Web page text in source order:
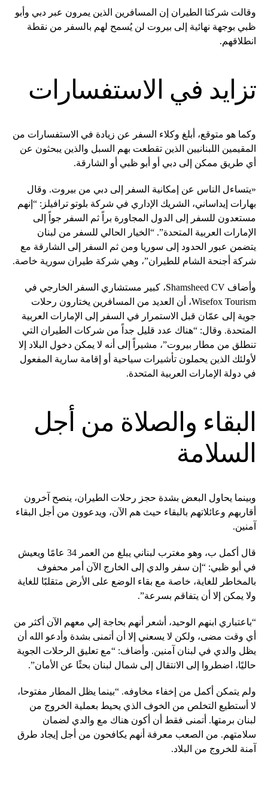
وقالت شركتا الطيران إن المسافرين الذين يمرون عبر دبي وأبو
ظبي بوجهة نهائية إلى بيروت لن يُسمح لهم بالسفر من نقطة
انطلاقهم.
تزايد في الاستفسارات
وكما هو متوقع، أبلغ وكلاء السفر عن زيادة في الاستفسارات من
المقيمين اللبنانيين الذين تقطعت بهم السبل والذين يبحثون عن
أي طريق ممكن إلى دبي أو أبو ظبي أو الشارقة.
«يتساءل الناس عن إمكانية السفر إلى دبي من بيروت. وقال
بهارات إيداساني، الشريك الإداري في شركة بلوتو ترافيلز: “إنهم
مستعدون للسفر إلى الدول المجاورة براً ثم السفر جواً إلى
الإمارات العربية المتحدة”. “الخيار الحالي للسفر من لبنان
يتضمن عبور الحدود إلى سوريا ومن ثم السفر إلى الشارقة مع
شركة أجنحة الشام للطيران”، وهي شركة طيران سورية خاصة.
وأضاف Shamsheed CV، كبير مستشاري السفر الخارجي في
Wisefox Tourism، ​​أن العديد من المسافرين يختارون رحلات
جوية إلى عمّان قبل الاستمرار في السفر إلى الإمارات العربية
المتحدة. وقال: “هناك عدد قليل جداً من شركات الطيران التي
تنطلق من مطار بيروت”، مشيراً إلى أنه لا يمكن دخول البلاد إلا
لأولئك الذين يحملون تأشيرات سياحية أو إقامة سارية المفعول
في دولة الإمارات العربية المتحدة.
البقاء والصلاة من أجل
السلامة
وبينما يحاول البعض بشدة حجز رحلات الطيران، ينصح آخرون
أقاربهم وعائلاتهم بالبقاء حيث هم الآن، ويدعوون من أجل البقاء
آمنين.
قال أكمل ب، وهو مغترب لبناني يبلغ من العمر 34 عامًا ويعيش
في أبو ظبي: “إن سفر والدي إلى الخارج الآن أمر محفوف
بالمخاطر للغاية، خاصة مع بقاء الوضع على الأرض متقلبًا للغاية
ولا يمكن إلا أن يتفاقم بسرعة”.
“باعتباري ابنهم الوحيد، أشعر أنهم بحاجة إلي معهم الآن أكثر من
أي وقت مضى، ولكن لا يسعني إلا أن أتمنى بشدة وأدعو الله أن
يظل والدي في لبنان آمنين. وأضاف: “مع تعليق الرحلات الجوية
حاليًا، اضطروا إلى الانتقال إلى شمال لبنان بحثًا عن الأمان”.
ولم يتمكن أكمل من إخفاء مخاوفه. “بينما يظل المطار مفتوحا،
لا أستطيع التخلص من الخوف الذي يحيط بعملية الخروج من
لبنان برمتها. أتمنى فقط أن أكون هناك مع والدي لضمان
سلامتهم. من الصعب معرفة أنهم يكافحون من أجل إيجاد طرق
آمنة للخروج من البلاد.